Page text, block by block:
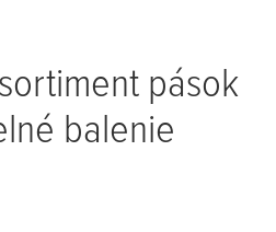
pások
balenie